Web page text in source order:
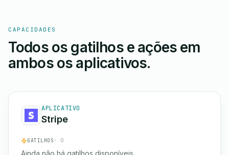
CAPACIDADES
Todos os gatilhos e ações em
ambos os aplicativos.
APLICATIVO
Stripe
GATILHOS · 0
Ainda não há gatilhos disponíveis.